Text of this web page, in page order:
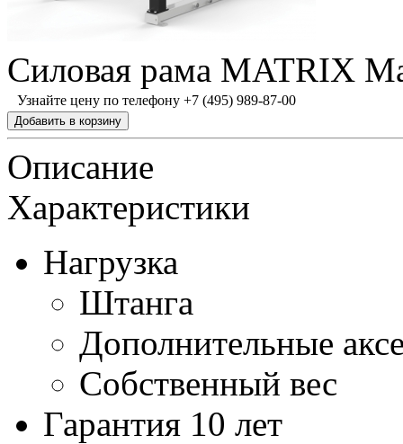
Силовая рама MATRIX
Узнайте цену по телефону +7 (495) 989-87-00
Описание
Характеристики
Нагрузка
Штанга
Дополнительные
Собственный вес
Гарантия 10 лет